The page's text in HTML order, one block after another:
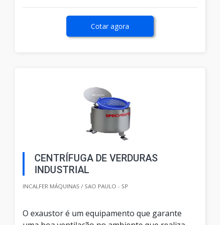
Cotar agora
CENTRÍFUGA DE VERDURAS
INDUSTRIAL
INCALFER MÁQUINAS / SAO PAULO - SP
O exaustor é um equipamento que garante